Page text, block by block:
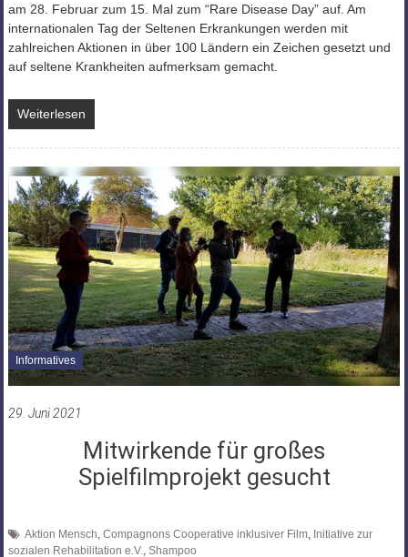
am 28. Februar zum 15. Mal zum “Rare Disease Day” auf. Am
internationalen Tag der Seltenen Erkrankungen werden mit
zahlreichen Aktionen in über 100 Ländern ein Zeichen gesetzt und
auf seltene Krankheiten aufmerksam gemacht.
Weiterlesen
Informatives
29. Juni 2021
Mitwirkende für großes
Spielfilmprojekt gesucht
Aktion Mensch Compagnons Cooperative inklusiver Film, Initiative zur
sozialen Rehabilitation e.V. Shampoo